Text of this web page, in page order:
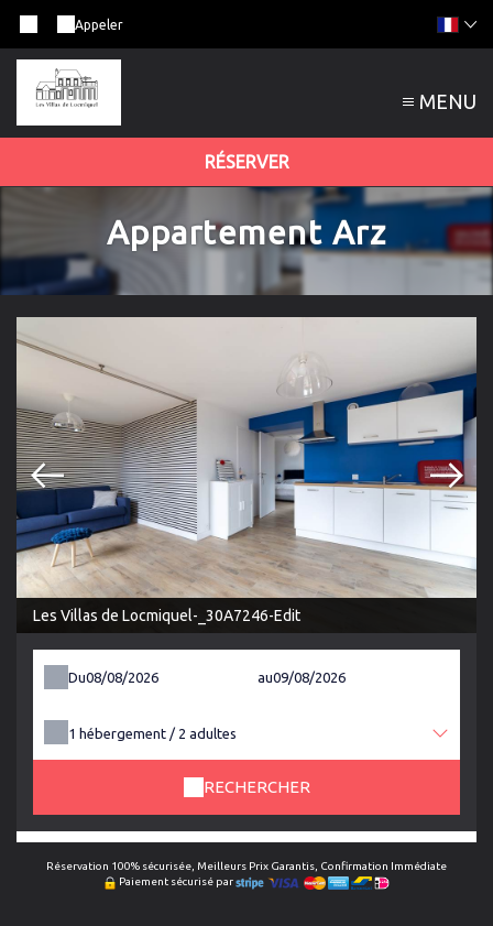
Appeler
MENU
RÉSERVER
Appartement Arz
Les Villas de Locmiquel-_30A7246-Edit
Du au
1 hébergement / 2 adultes
RECHERCHER
Réservation 100% sécurisée, Meilleurs Prix Garantis, Confirmation Immédiate
Paiement sécurisé par